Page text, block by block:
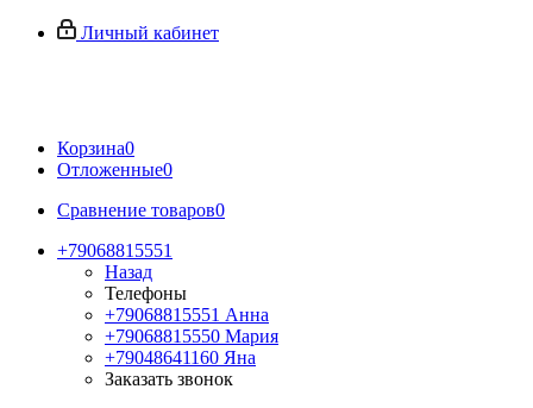
Личный кабинет
Корзина0
Отложенные0
Сравнение товаров0
+79068815551
Назад
Телефоны
+79068815551 Анна
+79068815550 Мария
+79048641160 Яна
Заказать звонок